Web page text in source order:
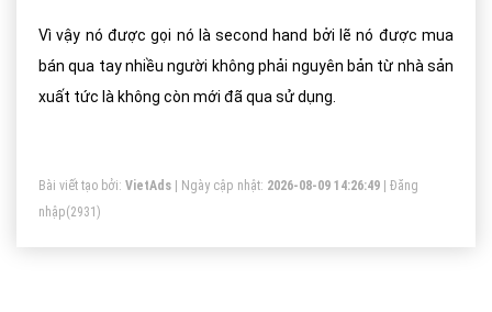
Vì vậy nó được gọi nó là second hand bởi lẽ nó được mua
bán qua tay nhiều người không phải nguyên bản từ nhà sản
xuất tức là không còn mới đã qua sử dụng.
Bài viết tạo bởi: VietAds | Ngày cập nhật: 2026-08-09 14:26:49
Đăng
nhập(2931)